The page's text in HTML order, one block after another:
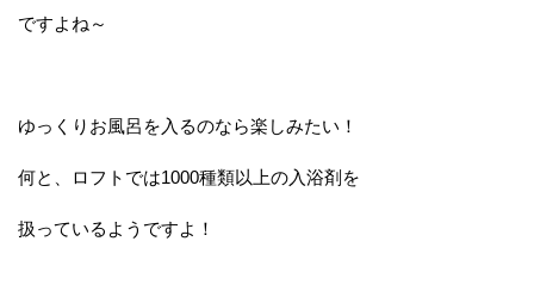
ですよね～
ゆっくりお風呂を入るのなら楽しみたい！
何と、ロフトでは1000種類以上の入浴剤を
扱っているようですよ！